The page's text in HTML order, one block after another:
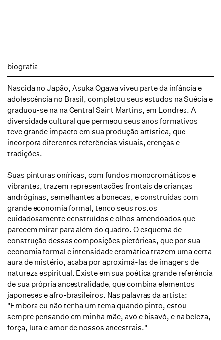
biografia
Nascida no Japão, Asuka Ogawa viveu parte da infância e
adolescência no Brasil, completou seus estudos na Suécia e
graduou-se na na Central Saint Martins, em Londres. A
diversidade cultural que permeou seus anos formativos
teve grande impacto em sua produção artística, que
incorpora diferentes referências visuais, crenças e
tradições.
Suas pinturas oníricas, com fundos monocromáticos e
vibrantes, trazem representações frontais de crianças
andróginas, semelhantes a bonecas, e construídas com
grande economia formal, tendo seus rostos
cuidadosamente construídos e olhos amendoados que
parecem mirar para além do quadro. O esquema de
construção dessas composições pictóricas, que por sua
economia formal e intensidade cromática trazem uma certa
aura de mistério, acaba por aproximá-las de imagens de
natureza espiritual. Existe em sua poética grande referência
de sua própria ancestralidade, que combina elementos
japoneses e afro-brasileiros. Nas palavras da artista:
"Embora eu não tenha um tema quando pinto, estou
sempre pensando em minha mãe, avó e bisavó, e na beleza,
força, luta e amor de nossos ancestrais."